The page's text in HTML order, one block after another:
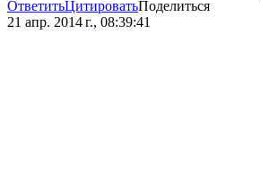
ОтветитьЦитироватьПоделиться
21 апр. 2014 г., 08:39:41